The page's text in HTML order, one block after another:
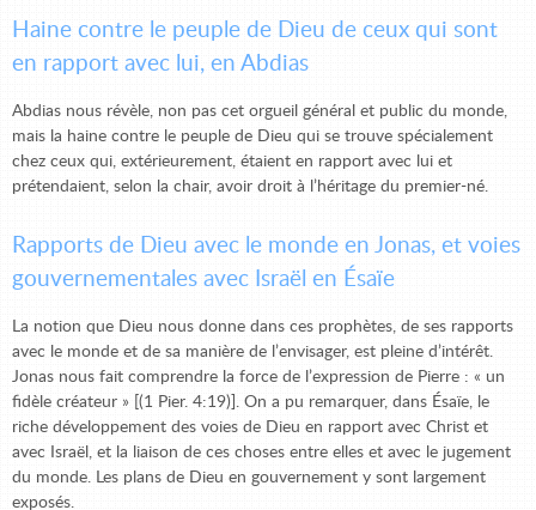
Haine contre le peuple de Dieu de ceux qui sont
en rapport avec lui, en Abdias
Abdias nous révèle, non pas cet orgueil général et public du monde,
mais la haine contre le peuple de Dieu qui se trouve spécialement
chez ceux qui, extérieurement, étaient en rapport avec lui et
prétendaient, selon la chair, avoir droit à l’héritage du premier-né.
Rapports de Dieu avec le monde en Jonas, et voies
gouvernementales avec Israël en Ésaïe
La notion que Dieu nous donne dans ces prophètes, de ses rapports
avec le monde et de sa manière de l’envisager, est pleine d’intérêt.
Jonas nous fait comprendre la force de l’expression de Pierre : « un
fidèle créateur » [(1 Pier. 4:19)]. On a pu remarquer, dans Ésaïe, le
riche développement des voies de Dieu en rapport avec Christ et
avec Israël, et la liaison de ces choses entre elles et avec le jugement
du monde. Les plans de Dieu en gouvernement y sont largement
exposés.